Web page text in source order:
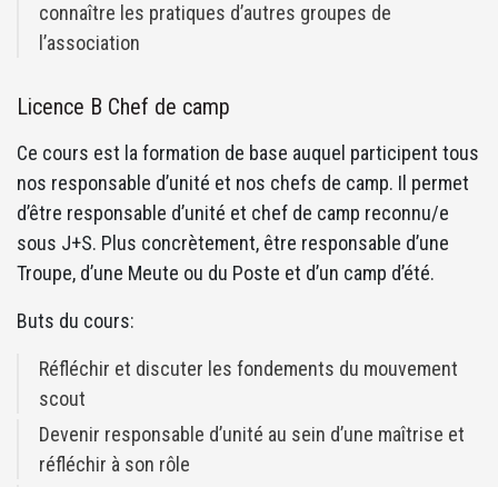
connaître les pratiques d’autres groupes de
l’association
Licence B Chef de camp
Ce cours est la formation de base auquel participent tous
nos responsable d’unité et nos chefs de camp. Il permet
d’être responsable d’unité et chef de camp reconnu/e
sous J+S. Plus concrètement, être responsable d’une
Troupe, d’une Meute ou du Poste et d’un camp d’été.
Buts du cours:
Réfléchir et discuter les fondements du mouvement
scout
Devenir responsable d’unité au sein d’une maîtrise et
réfléchir à son rôle